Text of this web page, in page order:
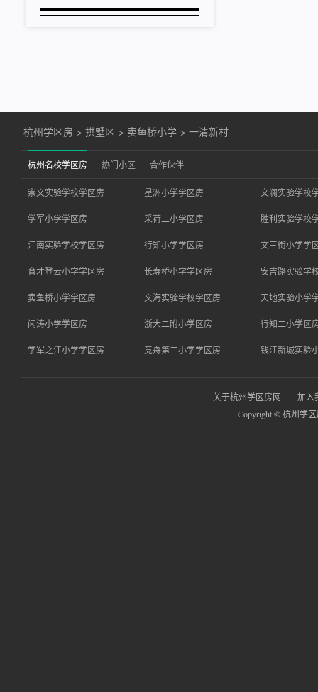
杭州学区房 >拱墅区 > 卖鱼桥小学 >一清新村
杭州名校学区房 热门小区 合作伙伴
崇文实验学校学区房 星洲小学学区房 文澜实验学校
学军小学学区房 采荷二小学区房 胜利实验学校
江南实验学校学区房 行知小学学区房 文三街小学学
育才登云小学学区房 长寿桥小学学区房 安吉路实验学
卖鱼桥小学学区房 文海实验学校学区房 天地实验小学
闻涛小学学区房 浙大二附小学区房 行知二小学区
学军之江小学学区房 竞舟第二小学学区房 钱江新城实验
关于杭州学区房网
加入
Copyright © 杭州学